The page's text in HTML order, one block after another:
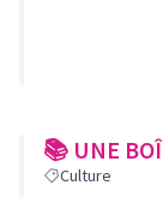
📚 UNE
Culture